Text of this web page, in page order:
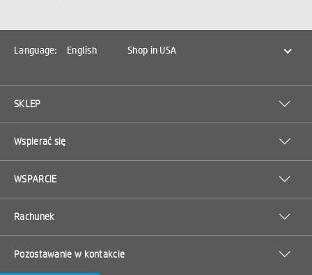
Language: English Shop in USA
SKLEP
Wspierać się
WSPARCIE
Rachunek
Pozostawanie w kontakcie